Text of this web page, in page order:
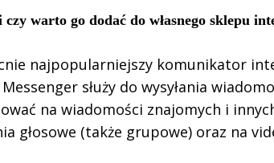
warto go dodać do własnego sklepu
najpopularniejszy komunikator
służy do wysyłania
na wiadomości znajomych i
głosowe (także grupowe) oraz na